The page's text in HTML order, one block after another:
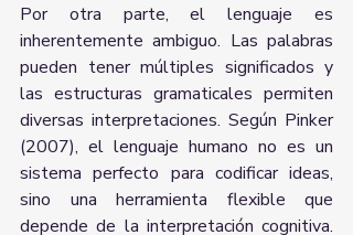
Por otra parte, el lenguaje es
inherentemente ambiguo. Las palabras
pueden tener múltiples significados y
las estructuras gramaticales permiten
diversas interpretaciones. Según Pinker
(2007), el lenguaje humano no es un
sistema perfecto para codificar ideas,
sino una herramienta flexible que
depende de la interpretación cognitiva.